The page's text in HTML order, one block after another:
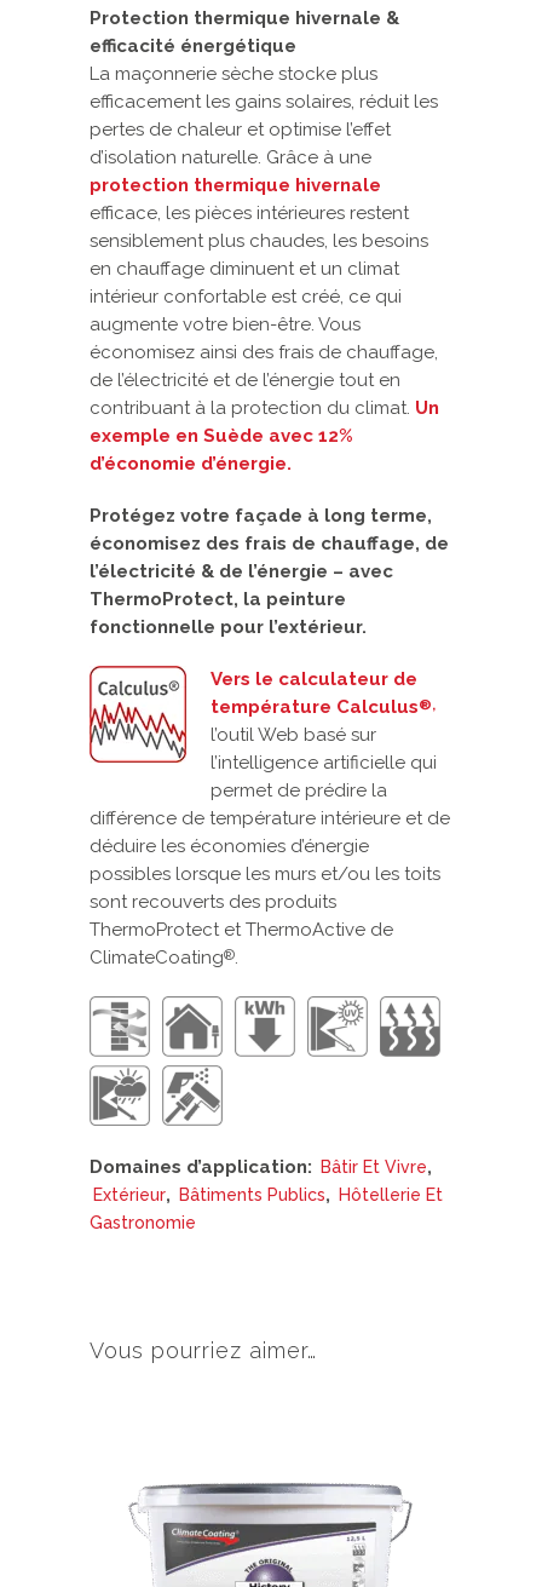
Protection thermique hivernale &
efficacité énergétique
La maçonnerie sèche stocke plus
efficacement les gains solaires, réduit les
pertes de chaleur et optimise l’effet
d’isolation naturelle. Grâce à une
protection thermique hivernale
efficace, les pièces intérieures restent
sensiblement plus chaudes, les besoins
en chauffage diminuent et un climat
intérieur confortable est créé, ce qui
augmente votre bien-être. Vous
économisez ainsi des frais de chauffage,
de l’électricité et de l’énergie tout en
contribuant à la protection du climat. Un
exemple en Suède avec 12%
d’économie d’énergie.
Protégez votre façade à long terme,
économisez des frais de chauffage, de
l’électricité & de l’énergie – avec
ThermoProtect, la peinture
fonctionnelle pour l’extérieur.
Vers le calculateur de
température Calculus®,
l’outil Web basé sur
l’intelligence artificielle qui
permet de prédire la
différence de température intérieure et de
déduire les économies d’énergie
possibles lorsque les murs et/ou les toits
sont recouverts des produits
ThermoProtect et ThermoActive de
ClimateCoating®.
Domaines d’application: Bâtir Et Vivre,
Extérieur, Bâtiments Publics,
Hôtellerie Et
Gastronomie
Vous pourriez aimer…